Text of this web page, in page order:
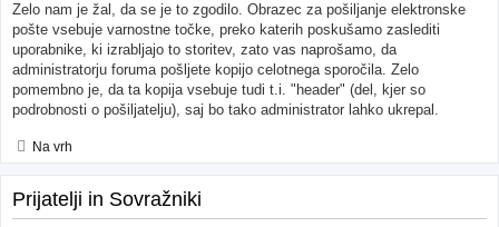
Zelo nam je žal, da se je to zgodilo. Obrazec za pošiljanje elektronske
pošte vsebuje varnostne točke, preko katerih poskušamo zaslediti
uporabnike, ki izrabljajo to storitev, zato vas naprošamo, da
administratorju foruma pošljete kopijo celotnega sporočila. Zelo
pomembno je, da ta kopija vsebuje tudi t.i. "header" (del, kjer so
podrobnosti o pošiljatelju), saj bo tako administrator lahko ukrepal.
Na vrh
Prijatelji in Sovražniki